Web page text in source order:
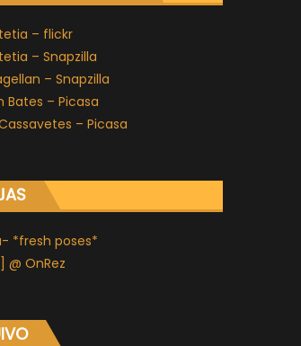
– flickr
– Snapzilla
– Snapzilla
Bates – Picasa
– Picasa
*fresh poses*
@ OnRez